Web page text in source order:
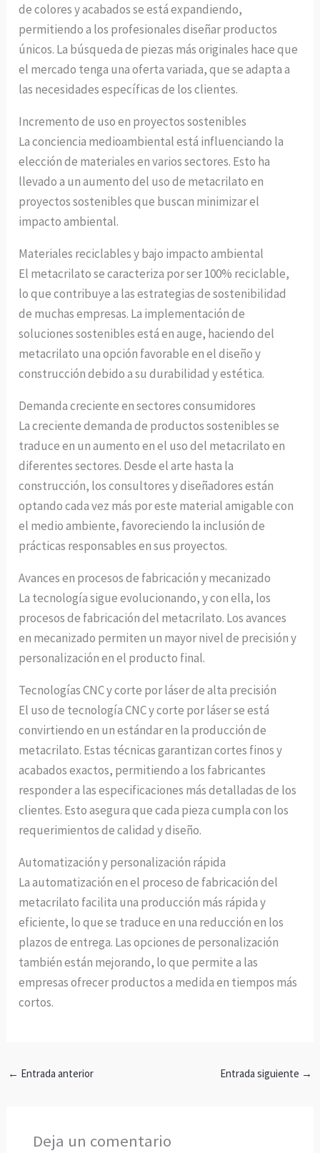
de colores y acabados se está expandiendo,
permitiendo a los profesionales diseñar productos
únicos. La búsqueda de piezas más originales hace que
el mercado tenga una oferta variada, que se adapta a
las necesidades específicas de los clientes.
Incremento de uso en proyectos sostenibles
La conciencia medioambiental está influenciando la
elección de materiales en varios sectores. Esto ha
llevado a un aumento del uso de metacrilato en
proyectos sostenibles que buscan minimizar el
impacto ambiental.
Materiales reciclables y bajo impacto ambiental
El metacrilato se caracteriza por ser 100% reciclable,
lo que contribuye a las estrategias de sostenibilidad
de muchas empresas. La implementación de
soluciones sostenibles está en auge, haciendo del
metacrilato una opción favorable en el diseño y
construcción debido a su durabilidad y estética.
Demanda creciente en sectores consumidores
La creciente demanda de productos sostenibles se
traduce en un aumento en el uso del metacrilato en
diferentes sectores. Desde el arte hasta la
construcción, los consultores y diseñadores están
optando cada vez más por este material amigable con
el medio ambiente, favoreciendo la inclusión de
prácticas responsables en sus proyectos.
Avances en procesos de fabricación y mecanizado
La tecnología sigue evolucionando, y con ella, los
procesos de fabricación del metacrilato. Los avances
en mecanizado permiten un mayor nivel de precisión y
personalización en el producto final.
Tecnologías CNC y corte por láser de alta precisión
El uso de tecnología CNC y corte por láser se está
convirtiendo en un estándar en la producción de
metacrilato. Estas técnicas garantizan cortes finos y
acabados exactos, permitiendo a los fabricantes
responder a las especificaciones más detalladas de los
clientes. Esto asegura que cada pieza cumpla con los
requerimientos de calidad y diseño.
Automatización y personalización rápida
La automatización en el proceso de fabricación del
metacrilato facilita una producción más rápida y
eficiente, lo que se traduce en una reducción en los
plazos de entrega. Las opciones de personalización
también están mejorando, lo que permite a las
empresas ofrecer productos a medida en tiempos más
cortos.
← Entrada anterior Entrada siguiente →
Deja un comentario